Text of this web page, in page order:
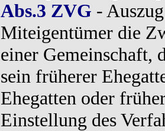
Abs.3 ZVG -
Miteigentümer die
einer Gemeinschaft,
sein früherer
Ehegatten oder
Einstellung des